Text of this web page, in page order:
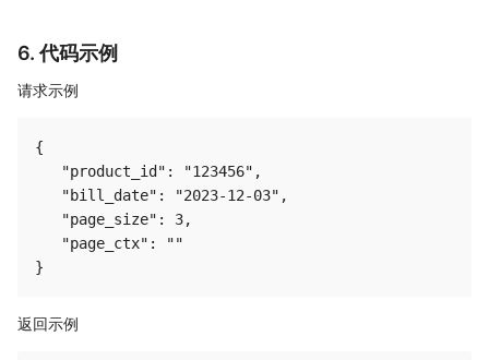
6. 代码示例
请求示例
{
   "product_id": "123456",
   "bill_date": "2023-12-03",
   "page_size": 3,
   "page_ctx": ""
返回示例